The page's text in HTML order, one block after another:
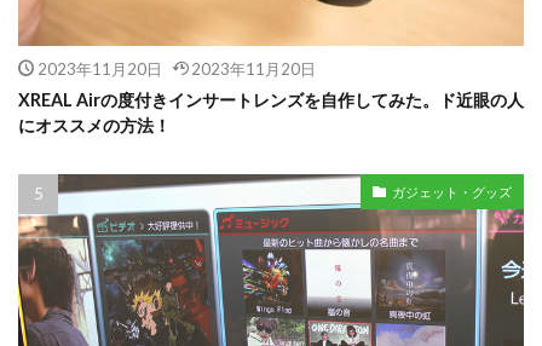
2023年11月20日 2023年11月20日
XREAL Airの度付きインサートレンズを自作してみた。ド近眼の人
にオススメの方法！
ガジェット・グッズ